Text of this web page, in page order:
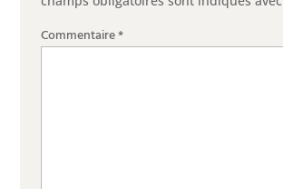
Commentaire*